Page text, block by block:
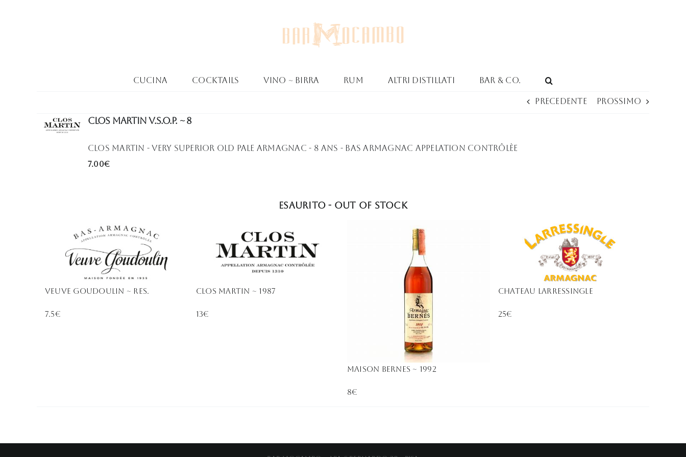
Cucina Cocktails Vino ~ Birra Rum Altri Distillati Bar & Co.
Precedente Prossimo
Clos Martin V.S.O.P. ~ 8
7.00€
Clos Martin - Very Superior Old Pale Armagnac - 8 Ans - Bas Armagnac Appelation Contrôlèe
Esaurito - Out of stock
Veuve Goudoulin ~ Res.
7.5€
Clos Martin ~ 1987
13€
Maison Bernes ~ 1992
8€
Chateau Larressingle
25€